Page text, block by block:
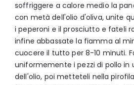
soffriggere a calore medio la
con metà dell'olio d'oliva, unite
i peperoni e il prosciutto e fateli
infine abbassate la fiamma al
cuocere il tutto per 8-10 minuti.
uniformemente i pezzi di pollo in
dell'olio, poi metteteli nella